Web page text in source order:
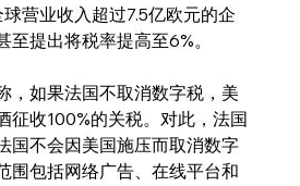
营业收入超过7.5亿欧元的企
至提出将税率提高至6%。
，如果法国不取消数字税，美
征收100%的关税。对此，法国
国不会因美国施压而取消数字
围包括网络广告、在线平台和